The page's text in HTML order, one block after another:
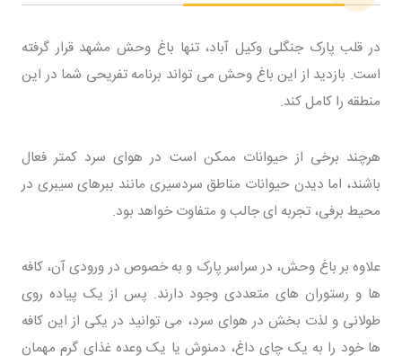
در قلب پارک جنگلی وکیل آباد، تنها باغ وحش مشهد قرار گرفته
است. بازدید از این باغ وحش می تواند برنامه تفریحی شما در این
منطقه را کامل کند.
هرچند برخی از حیوانات ممکن است در هوای سرد کمتر فعال
باشند، اما دیدن حیوانات مناطق سردسیری مانند ببرهای سیبری در
محیط برفی، تجربه ای جالب و متفاوت خواهد بود.
علاوه بر باغ وحش، در سراسر پارک و به خصوص در ورودی آن، کافه
ها و رستوران های متعددی وجود دارند. پس از یک پیاده روی
طولانی و لذت بخش در هوای سرد، می توانید در یکی از این کافه
ها خود را به یک چای داغ، دمنوش یا یک وعده غذای گرم مهمان